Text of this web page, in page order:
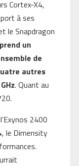
Cortex-X4,
à ses
le Snapdragon
un
de
autres
. Quant au
2400
le Dimensity